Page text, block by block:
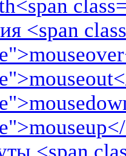
<span